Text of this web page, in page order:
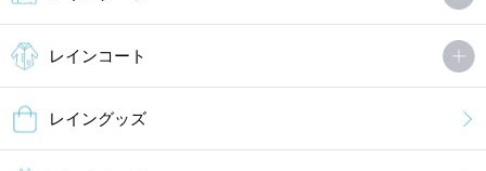
レインコート
レイングッズ